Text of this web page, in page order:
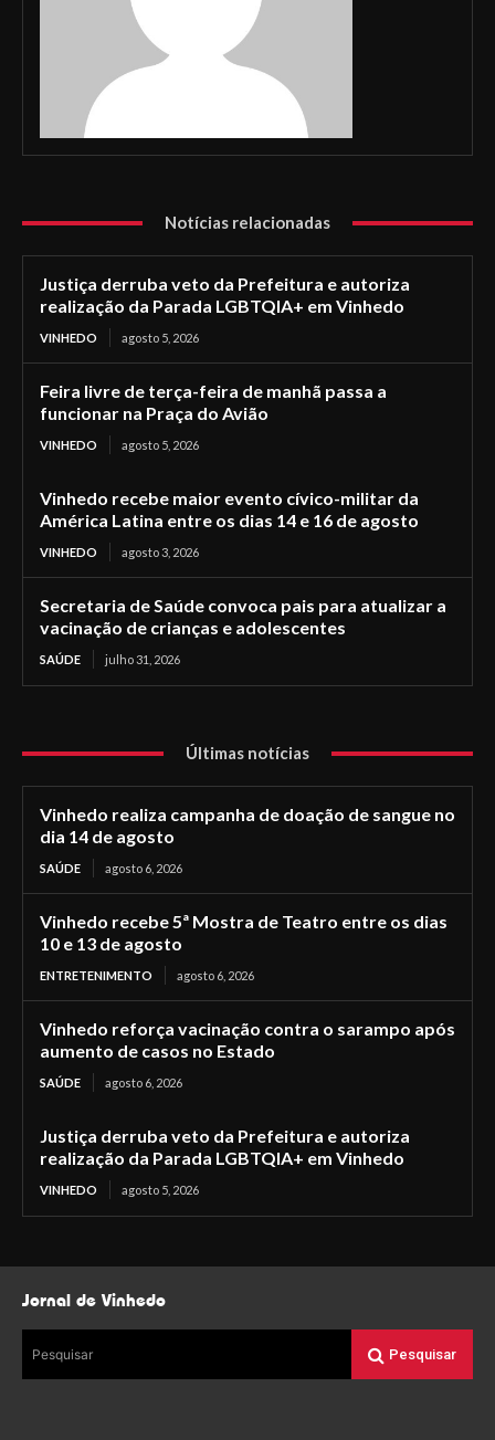
Notícias relacionadas
Justiça derruba veto da Prefeitura e autoriza
realização da Parada LGBTQIA+ em Vinhedo
VINHEDO agosto 5, 2026
Feira livre de terça-feira de manhã passa a
funcionar na Praça do Avião
VINHEDO agosto 5, 2026
Vinhedo recebe maior evento cívico-militar da
América Latina entre os dias 14 e 16 de agosto
VINHEDO agosto 3, 2026
Secretaria de Saúde convoca pais para atualizar a
vacinação de crianças e adolescentes
SAÚDE julho 31, 2026
Últimas notícias
Vinhedo realiza campanha de doação de sangue no
dia 14 de agosto
SAÚDE agosto 6, 2026
Vinhedo recebe 5ª Mostra de Teatro entre os dias
10 e 13 de agosto
ENTRETENIMENTO agosto 6, 2026
Vinhedo reforça vacinação contra o sarampo após
aumento de casos no Estado
SAÚDE agosto 6, 2026
Justiça derruba veto da Prefeitura e autoriza
realização da Parada LGBTQIA+ em Vinhedo
VINHEDO agosto 5, 2026
Jornal de Vinhedo
Pesquisar Pesquisar